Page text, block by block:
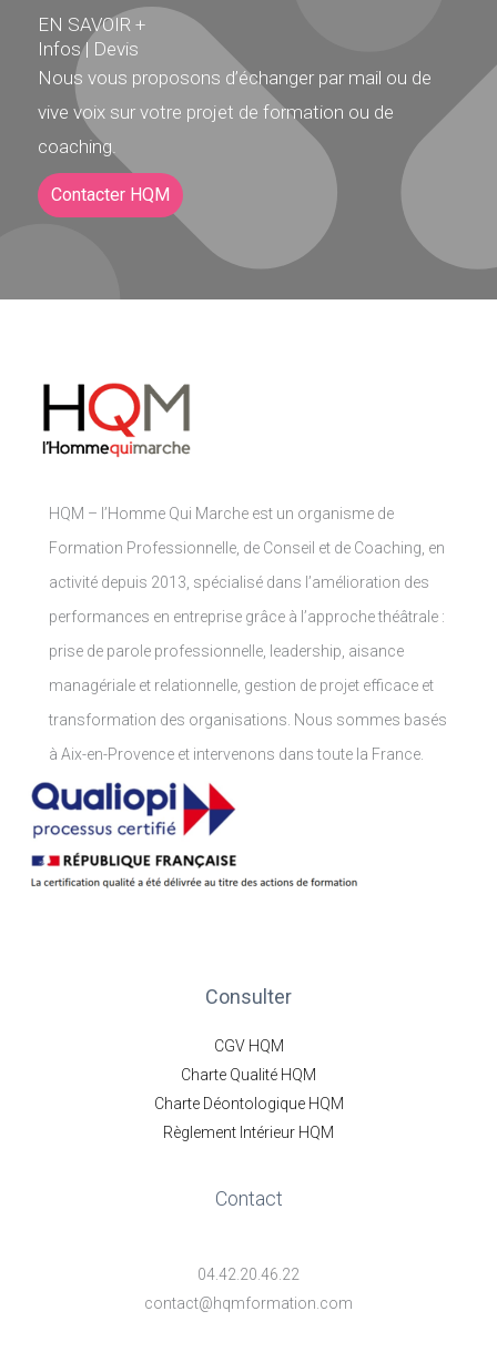
EN SAVOIR +
Infos | Devis
Nous vous proposons d’échanger par mail ou de
vive voix sur votre projet de formation ou de
coaching.
Contacter HQM
HQM – l’Homme Qui Marche est un organisme de
Formation Professionnelle, de Conseil et de Coaching, en
activité depuis 2013, spécialisé dans l’amélioration des
performances en entreprise grâce à l’approche théâtrale :
prise de parole professionnelle, leadership, aisance
managériale et relationnelle, gestion de projet efficace et
transformation des organisations. Nous sommes basés
à Aix-en-Provence et intervenons dans toute la France.
Consulter
CGV HQM
Charte Qualité HQM
Charte Déontologique HQM
Règlement Intérieur HQM
Contact
04.42.20.46.22
contact@hqmformation.com